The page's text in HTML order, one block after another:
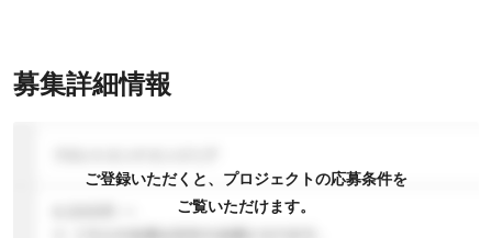
募集詳細情報
ご登録いただくと、プロジェクトの応募条件を
ご覧いただけます。